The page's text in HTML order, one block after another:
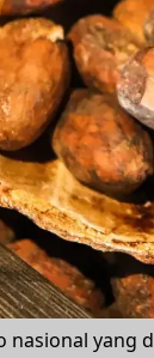
nasional yang